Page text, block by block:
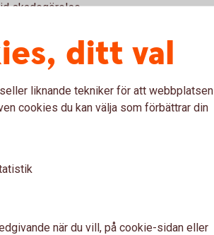
skadegörelse
ditt val
liknande tekniker för att webbplatsen
cookies du kan välja som förbättrar din
när du vill, på cookie-sidan eller